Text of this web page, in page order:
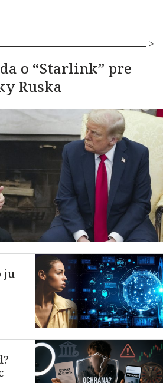
o “Starlink” pre
Ruska
ju